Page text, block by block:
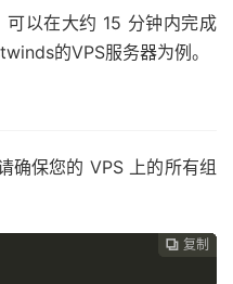
以在大约 15 分钟内完成
的VPS服务器为例。
确保您的 VPS 上的所有组
 复制
 复制
 复制
 复制
 复制